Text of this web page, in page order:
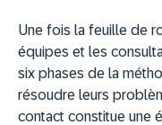
Une fois la feuille de
équipes et les
six phases de la
résoudre leurs
contact constitue une